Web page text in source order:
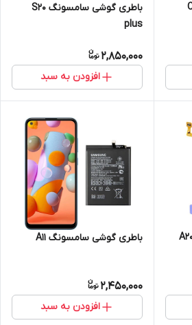
باطری گوشی سامسونگ S20
plus
2,850,000
افزودن به سبد
باطری گوشی سامسونگ A11
2,450,000
افزودن به سبد